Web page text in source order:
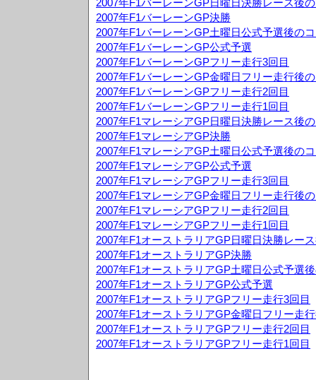
2007年F1バーレーンGP日曜日決勝レース後
2007年F1バーレーンGP決勝
2007年F1バーレーンGP土曜日公式予選後の
2007年F1バーレーンGP公式予選
2007年F1バーレーンGPフリー走行3回目
2007年F1バーレーンGP金曜日フリー走行後
2007年F1バーレーンGPフリー走行2回目
2007年F1バーレーンGPフリー走行1回目
2007年F1マレーシアGP日曜日決勝レース後
2007年F1マレーシアGP決勝
2007年F1マレーシアGP土曜日公式予選後の
2007年F1マレーシアGP公式予選
2007年F1マレーシアGPフリー走行3回目
2007年F1マレーシアGP金曜日フリー走行後
2007年F1マレーシアGPフリー走行2回目
2007年F1マレーシアGPフリー走行1回目
2007年F1オーストラリアGP日曜日決勝レー
2007年F1オーストラリアGP決勝
2007年F1オーストラリアGP土曜日公式予選
2007年F1オーストラリアGP公式予選
2007年F1オーストラリアGPフリー走行3回目
2007年F1オーストラリアGP金曜日フリー走
2007年F1オーストラリアGPフリー走行2回目
2007年F1オーストラリアGPフリー走行1回目